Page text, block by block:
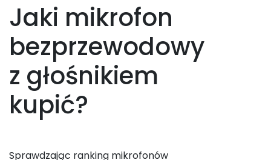
Jaki mikrofon
bezprzewodowy
z głośnikiem
kupić?
Sprawdzając ranking mikrofonów